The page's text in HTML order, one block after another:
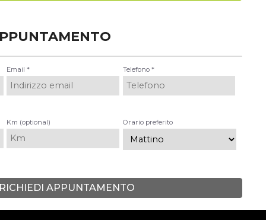
Email * Telefono *
Km (optional) Orario preferito
RICHIEDI APPUNTAMENTO